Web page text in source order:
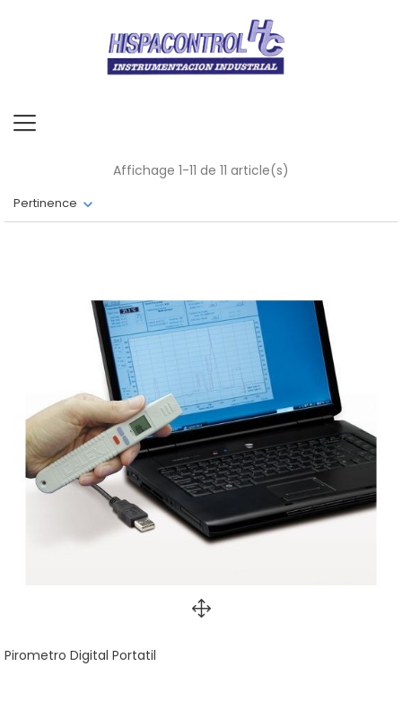
Pertinence
Affichage 1-11 de 11 article(s)
Pirometro Digital Portatil